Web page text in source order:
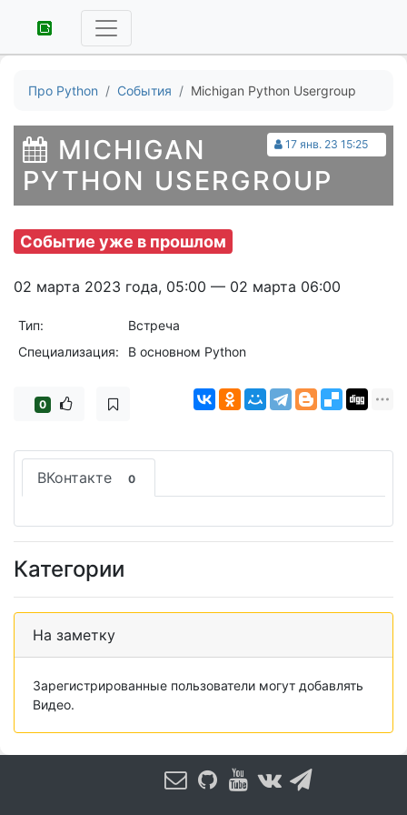
Про Python События Michigan Python Usergroup
17 янв. 23 15:25
MICHIGAN
PYTHON USERGROUP
Событие уже в прошлом
02 марта 2023 года, 05:00 — 02 марта 06:00
Тип:
Встреча
Специализация:
В основном Python
0
ВКонтакте 0
Категории
На заметку
Зарегистрированные пользователи могут добавлять
Видео.